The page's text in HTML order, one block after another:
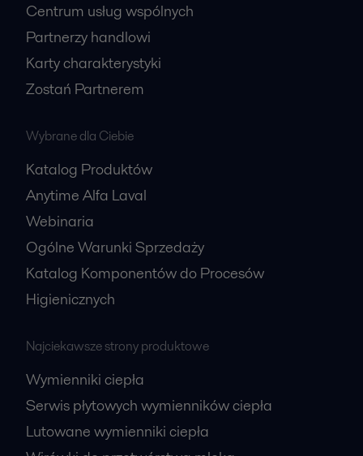
Centrum usług wspólnych
Partnerzy handlowi
Karty charakterystyki
Zostań Partnerem
Wybrane dla Ciebie
Katalog Produktów
Anytime Alfa Laval
Webinaria
Ogólne Warunki Sprzedaży
Katalog Komponentów do Procesów
Higienicznych
Najciekawsze strony produktowe
Wymienniki ciepła
Serwis płytowych wymienników ciepła
Lutowane wymienniki ciepła